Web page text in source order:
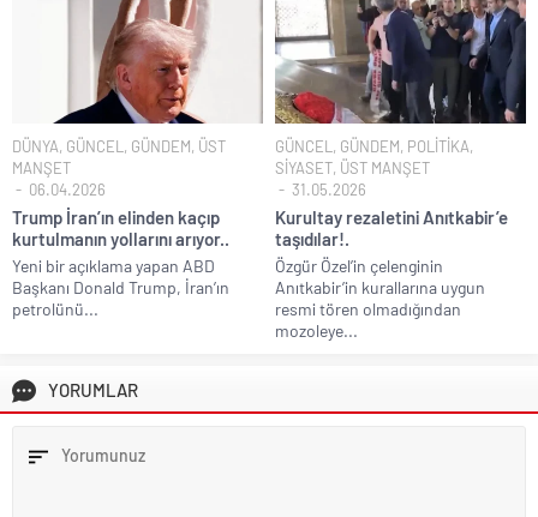
DÜNYA, GÜNCEL , GÜNDEM, ÜST
MANŞET
06.04.2026
Trump İran’ın elinden kaçıp
kurtulmanın yollarını arıyor..
Yeni bir açıklama yapan ABD
Başkanı Donald Trump, İran’ın
petrolünü...
GÜNCEL , GÜNDEM, POLİTİKA,
SİYASET, ÜST MANŞET
31.05.2026
Kurultay rezaletini Anıtkabir’e
taşıdılar!.
Özgür Özel’in çelenginin
Anıtkabir’in kurallarına uygun
resmi tören olmadığından
mozoleye...
YORUMLAR